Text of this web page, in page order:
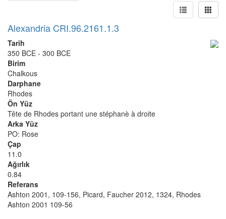
Alexandria CRI.96.2161.1.3
Tarih
350 BCE - 300 BCE
Birim
Chalkous
Darphane
Rhodes
Ön Yüz
Tête de Rhodes portant une stéphanè à droite
Arka Yüz
PO: Rose
Çap
11.0
Ağırlık
0.84
Referans
Ashton 2001, 109-156, Picard, Faucher 2012, 1324, Rhodes
Ashton 2001 109-56